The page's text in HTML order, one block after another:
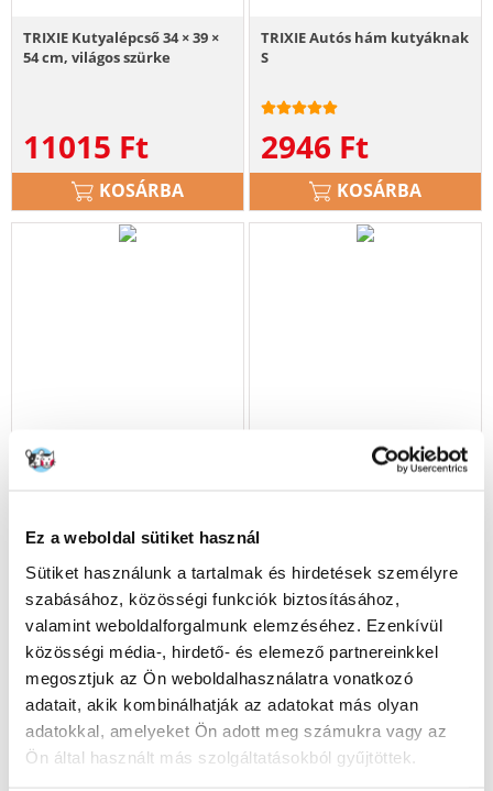
Ez a weboldal sütiket használ
Sütiket használunk a tartalmak és hirdetések személyre
szabásához, közösségi funkciók biztosításához,
valamint weboldalforgalmunk elemzéséhez. Ezenkívül
közösségi média-, hirdető- és elemező partnereinkkel
megosztjuk az Ön weboldalhasználatra vonatkozó
adatait, akik kombinálhatják az adatokat más olyan
adatokkal, amelyeket Ön adott meg számukra vagy az
Ön által használt más szolgáltatásokból gyűjtöttek.
TRIXIE Kutyalépcső 34 × 39 ×
54 cm, világos szürke
11015 Ft
KOSÁRBA
TRIXIE Autós hám kutyáknak
S
2946 Ft
KOSÁRBA
TRIXIE Hátizsák kutyának
vagy macskának
10370 Ft
KOSÁRBA
TRIXIE Hűsítő csont,
természetes gumi, 11cm
1959 Ft
KOSÁRBA